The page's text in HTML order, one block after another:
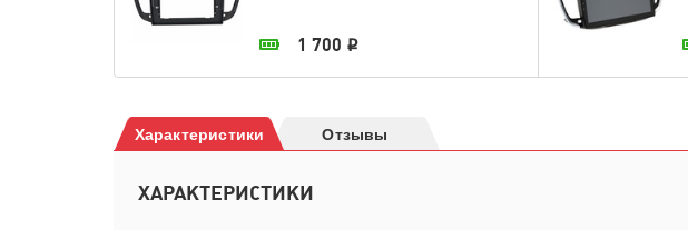
В наличии в магазине
1 700 i
Характеристики Отзывы
ХАРАКТЕРИСТИКИ